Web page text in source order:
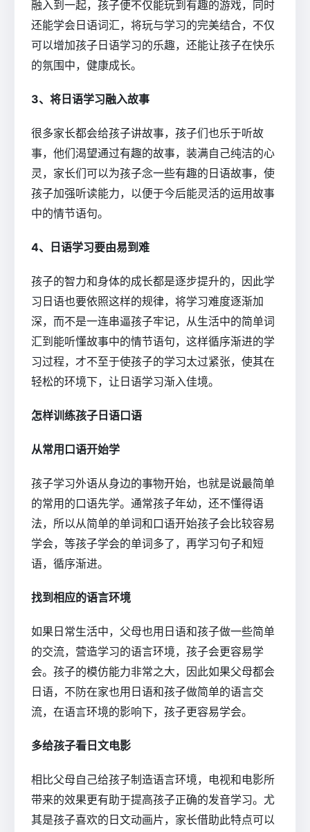
融入到一起，孩子便不仅能玩到有趣的游戏，同时
还能学会日语词汇，将玩与学习的完美结合，不仅
可以增加孩子日语学习的乐趣，还能让孩子在快乐
的氛围中，健康成长。
3、将日语学习融入故事
很多家长都会给孩子讲故事，孩子们也乐于听故
事，他们渴望通过有趣的故事，装满自己纯洁的心
灵，家长们可以为孩子念一些有趣的日语故事，使
孩子加强听读能力，以便于今后能灵活的运用故事
中的情节语句。
4、日语学习要由易到难
孩子的智力和身体的成长都是逐步提升的，因此学
习日语也要依照这样的规律，将学习难度逐渐加
深，而不是一连串逼孩子牢记，从生活中的简单词
汇到能听懂故事中的情节语句，这样循序渐进的学
习过程，才不至于使孩子的学习太过紧张，使其在
轻松的环境下，让日语学习渐入佳境。
怎样训练孩子日语口语
从常用口语开始学
孩子学习外语从身边的事物开始，也就是说最简单
的常用的口语先学。通常孩子年幼，还不懂得语
法，所以从简单的单词和口语开始孩子会比较容易
学会，等孩子学会的单词多了，再学习句子和短
语，循序渐进。
找到相应的语言环境
如果日常生活中，父母也用日语和孩子做一些简单
的交流，营造学习的语言环境，孩子会更容易学
会。孩子的模仿能力非常之大，因此如果父母都会
日语，不防在家也用日语和孩子做简单的语言交
流，在语言环境的影响下，孩子更容易学会。
多给孩子看日文电影
相比父母自己给孩子制造语言环境，电视和电影所
带来的效果更有助于提高孩子正确的发音学习。尤
其是孩子喜欢的日文动画片，家长借助此特点可以